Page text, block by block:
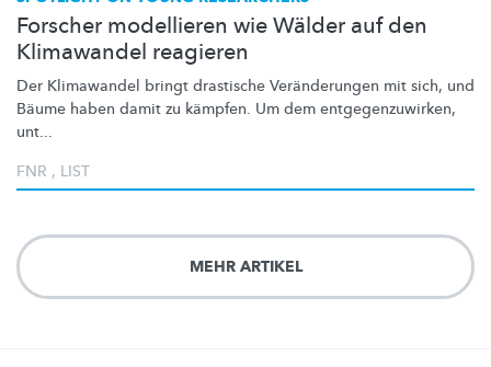
Forscher modellieren wie Wälder auf den
Klimawandel reagieren
Der Klimawandel bringt drastische Veränderungen mit sich, und
Bäume haben damit zu kämpfen. Um dem entgegenzuwirken,
unt...
FNR , LIST
MEHR ARTIKEL